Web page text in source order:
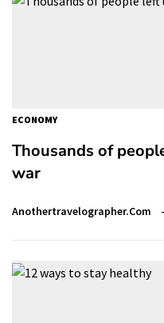
ECONOMY
Thousands of
war
Anothertravelographer.com